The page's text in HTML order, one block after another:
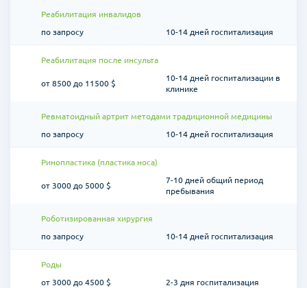
Реабилитация инвалидов
по запросу
10-14 дней госпитализация
Реабилитация после инсульта
от 8500 до 11500 $
10-14 дней госпитализации в
клинике
Ревматоидный артрит методами традиционной медицины
по запросу
10-14 дней госпитализация
Ринопластика (пластика носа)
от 3000 до 5000 $
7-10 дней общий период
пребывания
Роботизированная хирургия
по запросу
10-14 дней госпитализация
Роды
от 3000 до 4500 $
2-3 дня госпитализация